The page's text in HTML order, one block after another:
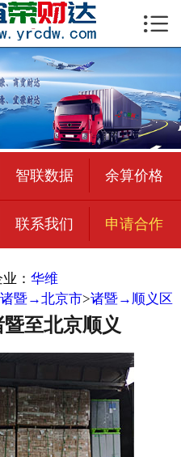
 首页
公司简介
物流新闻
绍兴至全国
合作加盟
宜荣智联
在线留言
联系我们
注册
/
登录

智联数据 余算价格
联系我们 申请合作
： 华维
诸暨→北京市>诸暨→顺义区
暨至北京顺义